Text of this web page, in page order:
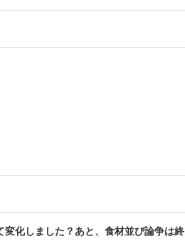
変化しました？あと、食材並び論争は終